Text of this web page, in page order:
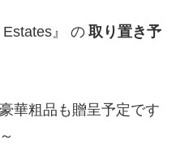
』 の 取り置き予
華粗品も贈呈予定です